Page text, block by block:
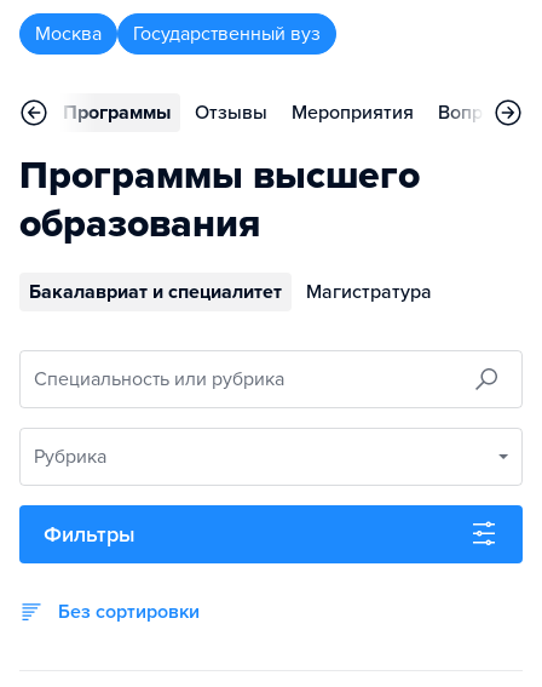
Москва Государственный вуз
Программы Отзывы Мероприятия Вопросы
Программы высшего
образования
Бакалавриат и специалитет Магистратура
Специальность или рубрика
Рубрика
Фильтры
Без сортировки